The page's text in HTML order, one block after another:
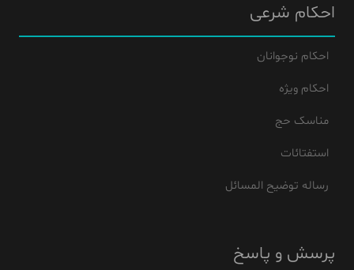
احکام شرعی
احکام نوجوانان
احکام ویژه
مناسک حج
استفتائات
رساله توضیح المسائل
پرسش و پاسخ